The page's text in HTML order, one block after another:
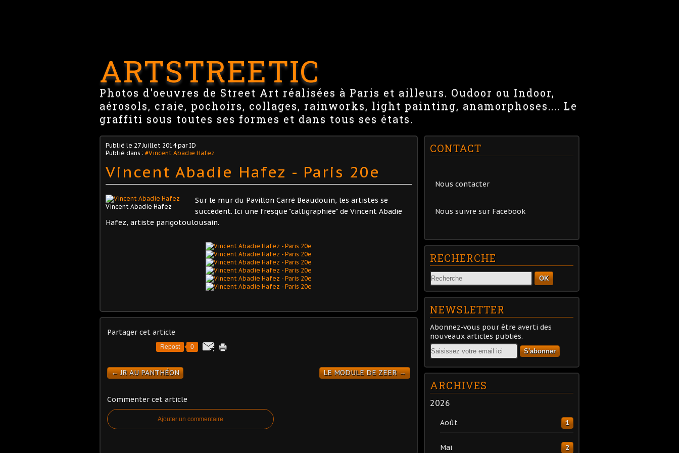
ARTSTREETIC
Photos d'oeuvres de Street Art réalisées à Paris et ailleurs. Oudoor ou Indoor,
aérosols, craie, pochoirs, collages, rainworks, light painting, anamorphoses.... Le
graffiti sous toutes ses formes et dans tous ses états.
Publié le 27 Juillet 2014par ID
Publié dans : #Vincent Abadie Hafez
Vincent Abadie Hafez - Paris 20e
Vincent Abadie Hafez
Sur le mur du Pavillon Carré Beaudouin, les artistes se
succèdent. Ici une fresque "calligraphiée" de Vincent Abadie
Hafez, artiste parigotoulousain.
Partager cet article
Repost 0
← JR AU PANTHÉON LE MODULE DE ZEER →
Commenter cet article
Ajouter un commentaire
CONTACT
Nous contacter
Nous suivre sur Facebook
RECHERCHE
OK
NEWSLETTER
Abonnez-vous pour être averti des
nouveaux articles publiés.
Email
ARCHIVES
2026
Août 1
Mai 2